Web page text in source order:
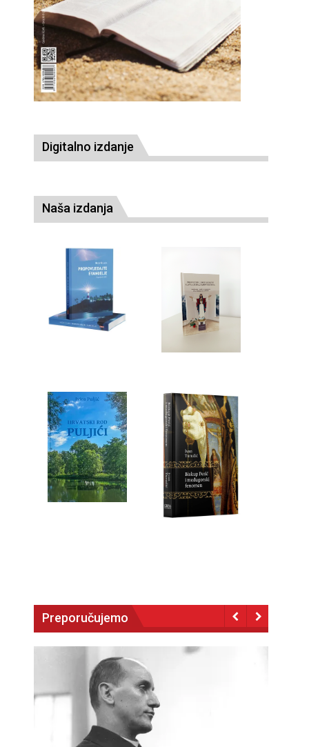
Digitalno izdanje
Naša izdanja
Preporučujemo